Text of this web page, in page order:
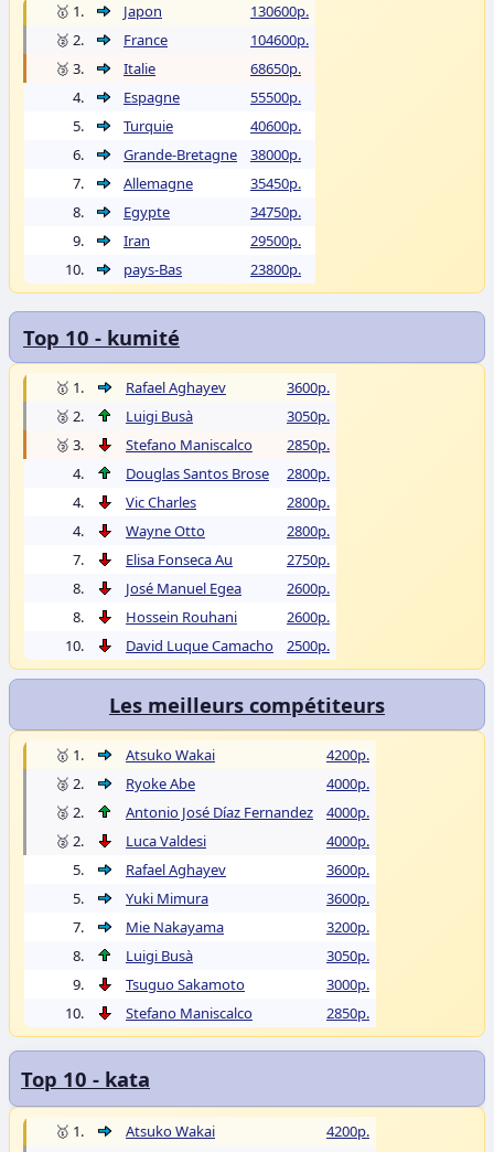
🥇 1. Japon
130600p.
🥈 2.
France
104600p.
🥉 3.
Italie
68650p.
4.
Espagne
55500p.
5.
Turquie
40600p.
6.
Grande-Bretagne
38000p.
7.
Allemagne
35450p.
8.
Egypte
34750p.
9.
Iran
29500p.
10.
pays-Bas 23800p.
Top 10 - kumité
🥇 1. Rafael Aghayev
3600p.
🥈 2.
Luigi Busà
3050p.
🥉 3.
Stefano Maniscalco
2850p.
4.
Douglas Santos Brose
2800p.
4.
Vic Charles
2800p.
4.
Wayne Otto
2800p.
7.
Elisa Fonseca Au
2750p.
8.
José Manuel Egea
2600p.
8.
Hossein Rouhani
2600p.
10.
David Luque Camacho 2500p.
Les meilleurs compétiteurs
🥇 1. Atsuko Wakai
4200p.
🥈 2.
Ryoke Abe
4000p.
🥈 2.
Antonio José Díaz Fernandez
4000p.
🥈 2.
Luca Valdesi
4000p.
5.
Rafael Aghayev
3600p.
5.
Yuki Mimura
3600p.
7.
Mie Nakayama
3200p.
8.
Luigi Busà
3050p.
9.
Tsuguo Sakamoto
3000p.
10.
Stefano Maniscalco 2850p.
Top 10 - kata
🥇 1. Atsuko Wakai
4200p.